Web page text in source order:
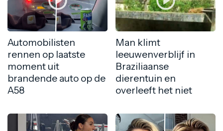
Automobilisten
rennen op laatste
moment uit
brandende auto op de
A58
Man klimt
leeuwenverblijf in
Braziliaanse
dierentuin en
overleeft het niet